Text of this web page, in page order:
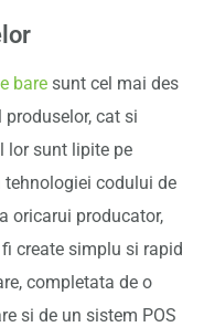
bare sunt cel mai des
cat si
lor sunt lipite pe
tehnologiei codului de
oricarui producator,
create simplu si rapid
completata de o
si de un sistem POS